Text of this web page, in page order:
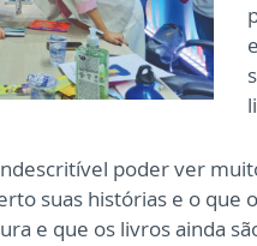
poder ver
suas histórias e o que
e que os livros ainda